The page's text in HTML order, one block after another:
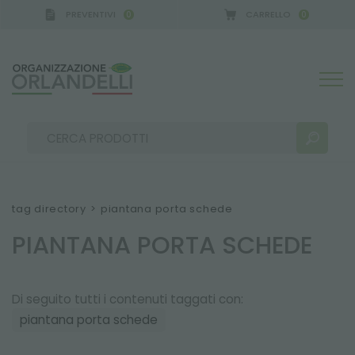
0 0
RISULTATI RICERCA: Ordina per:
tag directory > piantana porta schede
PIANTANA PORTA SCHEDE
Di seguito tutti i contenuti taggati con:
piantana porta schede